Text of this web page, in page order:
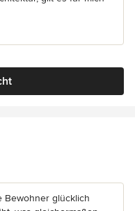
5 Sternen
Bewohner glücklich